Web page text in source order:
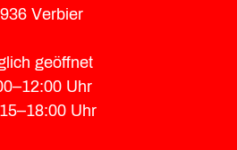
Verbier
geöffnet
Uhr
Uhr